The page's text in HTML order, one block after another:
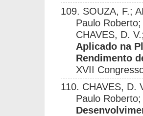
109. SOUZA, F.;
Paulo
CHAVES, D.
Aplicado na
Rendimento
XVII
110. CHAVES, D.
Paulo